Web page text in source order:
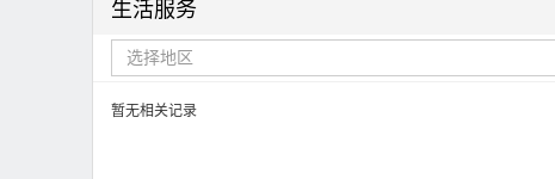
生活服务
选择地区
暂无相关记录